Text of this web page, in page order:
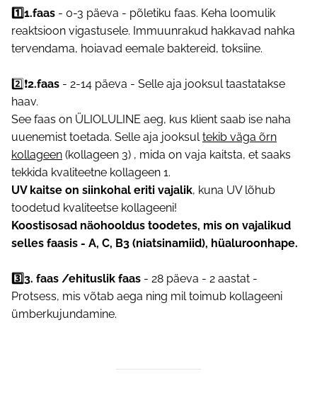
1️⃣1.faas - 0-3 päeva - põletiku faas. Keha loomulik
reaktsioon vigastusele. Immuunrakud hakkavad nahka
tervendama, hoiavad eemale baktereid, toksiine.
2️⃣❗️2.faas - 2-14 päeva - Selle aja jooksul taastatakse
haav.
See faas on ÜLIOLULINE aeg, kus klient saab ise naha
uuenemist toetada. Selle aja jooksultekib väga õrn
kollageen (kollageen 3) , mida on vaja kaitsta, et saaks
tekkida kvaliteetne kollageen 1.
UV kaitse on siinkohal eriti vajalik, kuna UV lõhub
toodetud kvaliteetse kollageeni!
Koostisosad näohooldus toodetes, mis on vajalikud
selles faasis - A, C, B3 (niatsinamiid), hüaluroonhape.
3️⃣3. faas /ehituslik faas - 28 päeva - 2 aastat -
Protsess, mis võtab aega ning mil toimub kollageeni
ümberkujundamine.